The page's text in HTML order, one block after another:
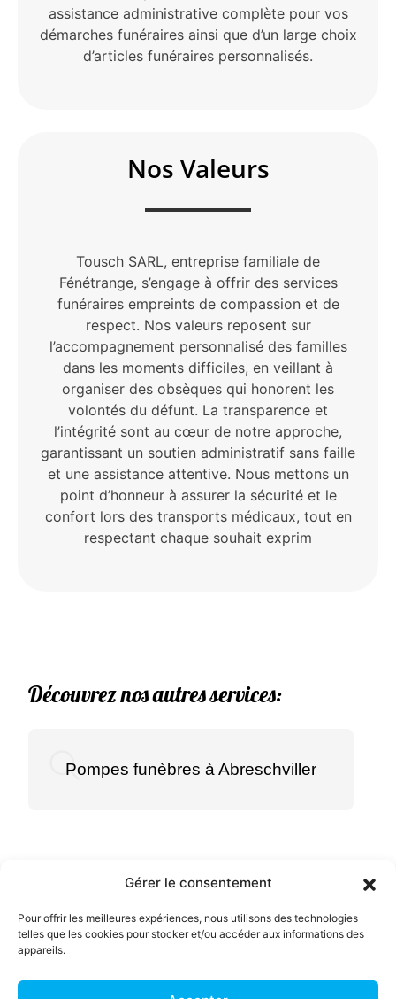
Gérer le consentement
Pour offrir les meilleures expériences, nous utilisons des technologies
telles que les cookies pour stocker et/ou accéder aux informations des
appareils.
assistance administrative complète pour vos
démarches funéraires ainsi que d’un large choix
d’articles funéraires personnalisés.
Nos Valeurs
Tousch SARL, entreprise familiale de
Fénétrange, s’engage à offrir des services
funéraires empreints de compassion et de
respect. Nos valeurs reposent sur
l’accompagnement personnalisé des familles
dans les moments difficiles, en veillant à
organiser des obsèques qui honorent les
volontés du défunt. La transparence et
l’intégrité sont au cœur de notre approche,
garantissant un soutien administratif sans faille
et une assistance attentive. Nous mettons un
point d’honneur à assurer la sécurité et le
confort lors des transports médicaux, tout en
respectant chaque souhait exprim
Découvrez nos autres services:
Pompes funèbres à Abreschviller
Menu
Chambre Funéraire